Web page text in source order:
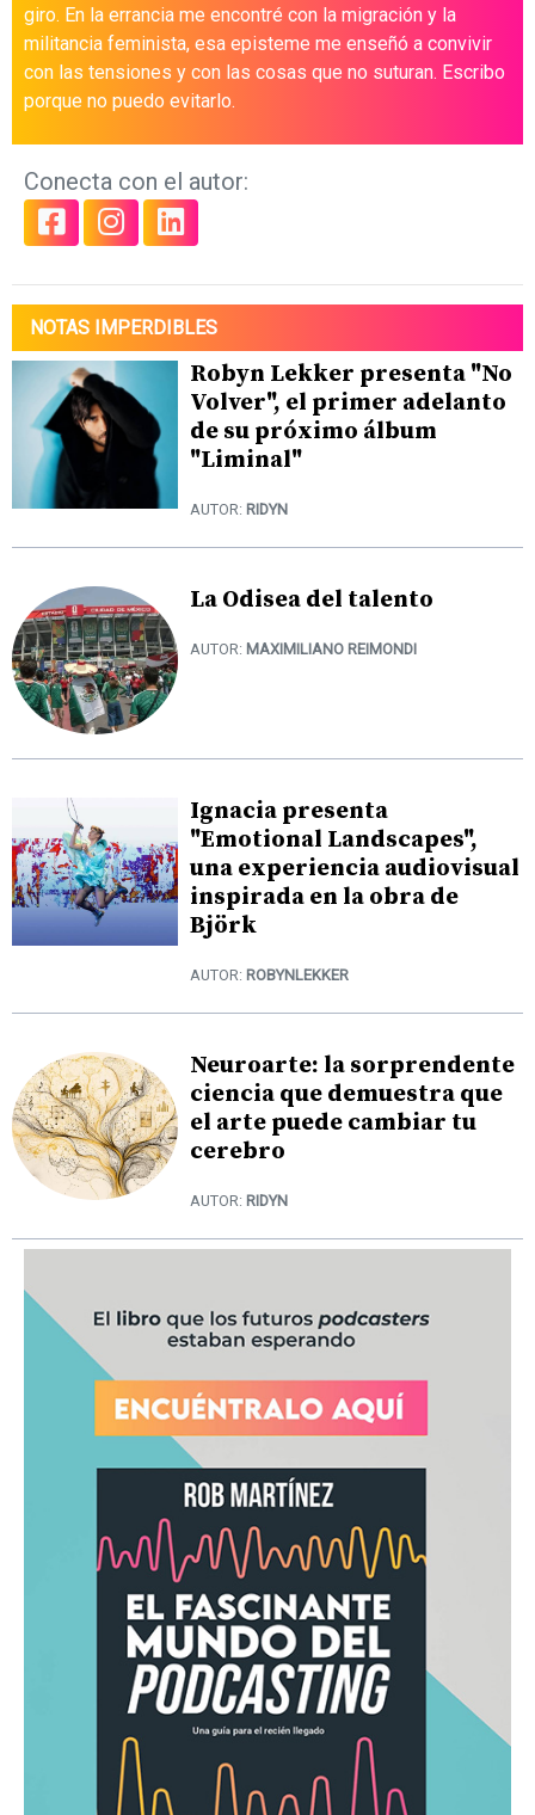
giro. En la errancia me encontré con la migración y la
militancia feminista, esa episteme me enseñó a convivir
con las tensiones y con las cosas que no suturan. Escribo
porque no puedo evitarlo.
Conecta con el autor:
NOTAS IMPERDIBLES
Robyn Lekker presenta "No
Volver", el primer adelanto
de su próximo álbum
"Liminal"
AUTOR: RIDYN
La Odisea del talento
AUTOR: MAXIMILIANO REIMONDI
Ignacia presenta
"Emotional Landscapes",
una experiencia audiovisual
inspirada en la obra de
Björk
AUTOR: ROBYNLEKKER
Neuroarte: la sorprendente
ciencia que demuestra que
el arte puede cambiar tu
cerebro
AUTOR: RIDYN